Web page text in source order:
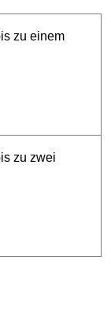
zu einem
zu zwei